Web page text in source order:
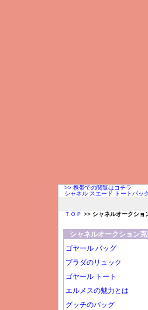
>> 携帯での閲覧はコチラ
シャネル スエード トートバッ
ＴＯＰ >> シャネルオークショ
シャネルオークション
ゴヤール バッグ
プラダのリュック
ゴヤール トート
エルメスの魅力とは
グッチのバッグ